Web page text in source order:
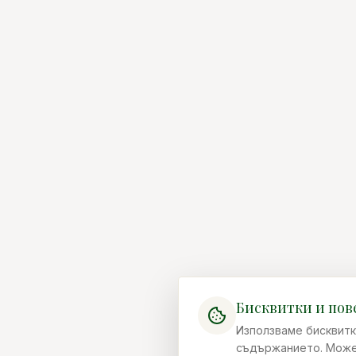
Бисквитки и
Използваме
съдържанието.